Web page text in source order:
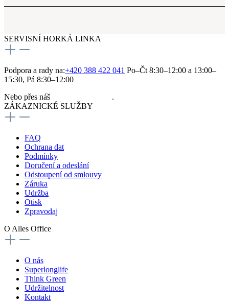
SERVISNÍ HORKÁ LINKA
Podpora a rady na:+420 388 422 041 Po–Čt 8:30–12:00 a 13:00–
15:30, Pá 8:30–12:00
Nebo přes náš
.
ZÁKAZNICKÉ SLUŽBY
FAQ
Ochrana dat
Podmínky
Doručení a odeslání
Odstoupení od smlouvy
Záruka
Udržba
Otisk
Zpravodaj
O Alles Office
O nás
Superlonglife
Think Green
Udržitelnost
Kontakt